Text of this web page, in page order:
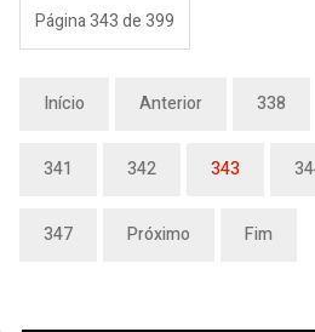
Página 343 de 399
Início Anterior 338
341 342 343
347 Próximo Fim